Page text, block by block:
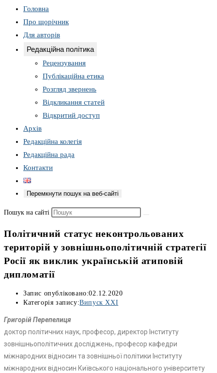
Головна
Про щорічник
Для авторів
Редакційна політика
Рецензування
Публікаційна етика
Розгляд звернень
Відкликання статей
Відкритий доступ
Архів
Редакційна колегія
Редакційна рада
Контакти
Перемкнути пошук на веб-сайті
Пошук на сайті
Політичний статус неконтрольованих
територій у зовнішньополітичній стратегії
Росії як виклик українській атиповій
дипломатії
Запис опубліковано:02.12.2020
Категорія запису:Випуск XXI
Григорій Перепелиця
доктор політичних наук, професор, директор Інституту
зовнішньополітичних досліджень, професор кафедри
міжнародних відносин та зовнішньої політики Інституту
міжнародних відносин Київського національного університету